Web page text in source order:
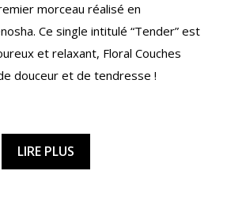
morceau réalisé en
Ce single intitulé “Tender” est
et relaxant, Floral Couches
douceur et de tendresse !
LIRE PLUS